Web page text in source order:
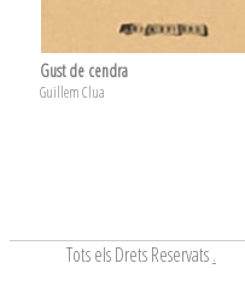
Gust de cendra
Guillem Clua
Tots els Drets Reservats.